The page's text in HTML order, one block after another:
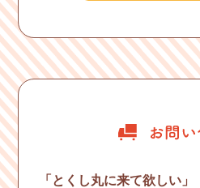
「とくし丸に来て欲しい」